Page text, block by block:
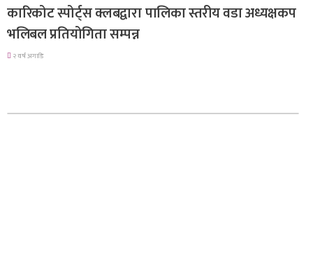
कारिकोट स्पोर्ट्स क्लबद्वारा पालिका स्तरीय वडा अध्यक्षकप
भलिबल प्रतियोगिता सम्पन्न
२ वर्ष अगाडि